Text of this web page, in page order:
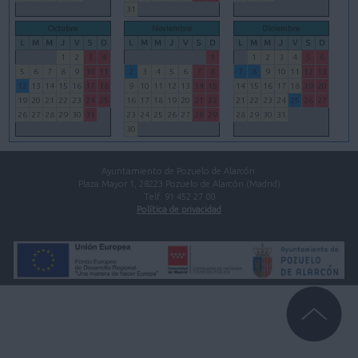
31
M M V S
D
1
2 3
4
5
6 7 8 9 10
11
12
13 14 15 16 17
18
19
20 21 22 23 24
25
26
27 28 29 30 31
M M V S
D
1
2
3 4 5 6 7
8
9
10 11 12 13 14
15
16
17 18 19 20 21
22
23
24 25 26 27 28
29
30
M M V S
D
1
2 3 4 5
6
7
8 9 10 11 12
13
14
15 16 17 18 19
20
21
22 23 24 25 26
27
28
29 30 31
Ayuntamiento de Pozuelo de Alarcón.
Plaza Mayor 1, 28223 Pozuelo de Alarcón (Madrid)
Telf. 91 452 27 00
Política de privacidad